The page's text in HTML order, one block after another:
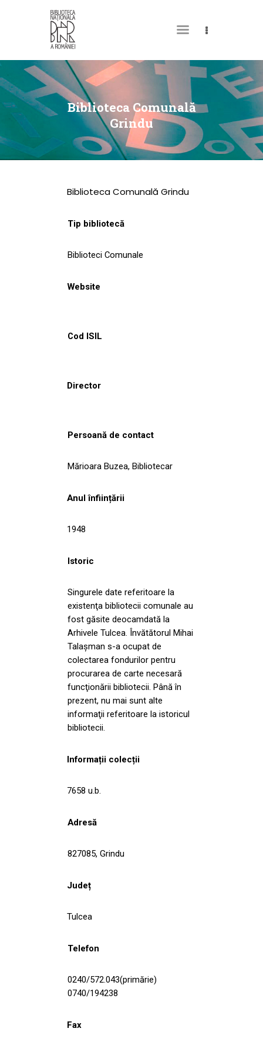
Biblioteca Comunală
Grindu
DESPRE NOI
PERMISUL MEU DE
BIBLIOTECĂ
CATALOAGE ȘI
COLECȚII
CULTURALE
NOUTĂȚI
Biblioteca Comunală Grindu
Tip bibliotecă
Biblioteci Comunale
Website
Cod ISIL
Director
Persoană de contact
Mărioara Buzea, Bibliotecar
Anul înființării
1948
Istoric
Singurele date referitoare la
existenţa bibliotecii comunale au
fost găsite deocamdată la
Arhivele Tulcea. Învătătorul Mihai
Talaşman s-a ocupat de
colectarea fondurilor pentru
procurarea de carte necesară
funcţionării bibliotecii. Până în
prezent, nu mai sunt alte
informaţii referitoare la istoricul
bibliotecii.
Informații colecții
7658 u.b.
Adresă
827085, Grindu
Județ
Tulcea
Telefon
0240/572.043(primărie)
0740/194238
Fax